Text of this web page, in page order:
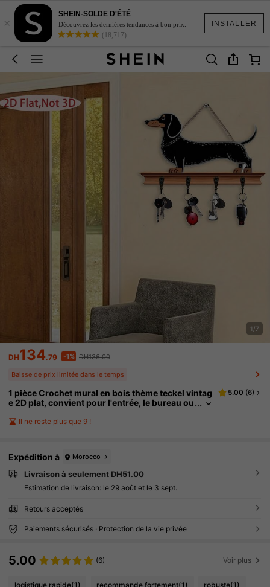
INSTALLER
×
SHEIN-SOLDE D'ÉTÉ
Découvrez les dernières tendances à bon prix.
(18,717)
1/7
DH134.79 -1% DH136.00
Baisse de prix limitée dans le temps
1 pièce Crochet mural en bois thème teckel vintag
e 2D plat, convient pour l'entrée, le bureau ou
nimaux, accessoire de décoration intérieure. | De
5.00 (6)
Il ne reste plus que 9 !
Expédition à Morocco
Livraison à seulement DH51.00
Estimation de livraison: le 29 août et le 3 sept.
Retours acceptés
Paiements sécurisés · Protection de la vie privée
5.00 (6) Voir plus
logistique rapide(1) recommande fortement(1) robuste(1)